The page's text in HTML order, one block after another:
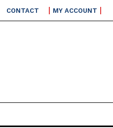
CONTACT MY ACCOUNT